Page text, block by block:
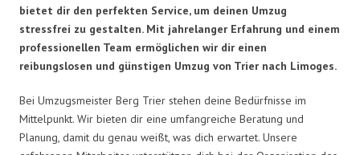
bietet dir den perfekten Service, um deinen Umzug
stressfrei zu gestalten. Mit jahrelanger Erfahrung und einem
professionellen Team ermöglichen wir dir einen
reibungslosen und günstigen Umzug von Trier nach Limoges.
Bei Umzugsmeister Berg Trier stehen deine Bedürfnisse im
Mittelpunkt. Wir bieten dir eine umfangreiche Beratung und
Planung, damit du genau weißt, was dich erwartet. Unsere